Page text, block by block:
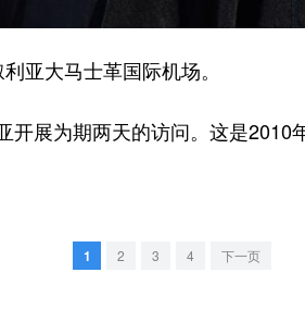
亚大马士革国际机场。
展为期两天的访问。这是2010
1 2 3 4 下一页